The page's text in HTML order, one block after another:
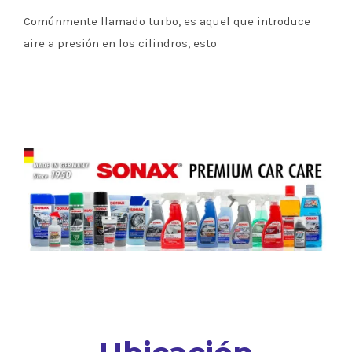
Comúnmente llamado turbo, es aquel que introduce
aire a presión en los cilindros, esto